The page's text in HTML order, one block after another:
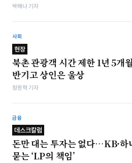
박해나 기자
사회
현장
북촌 관광객 시간 제한 1년 5개
반기고 상인은 울상
정원혁 기자
금융
데스크칼럼
돈만 대는 투자는 없다…KB·하
묻는 ‘LP의 책임’